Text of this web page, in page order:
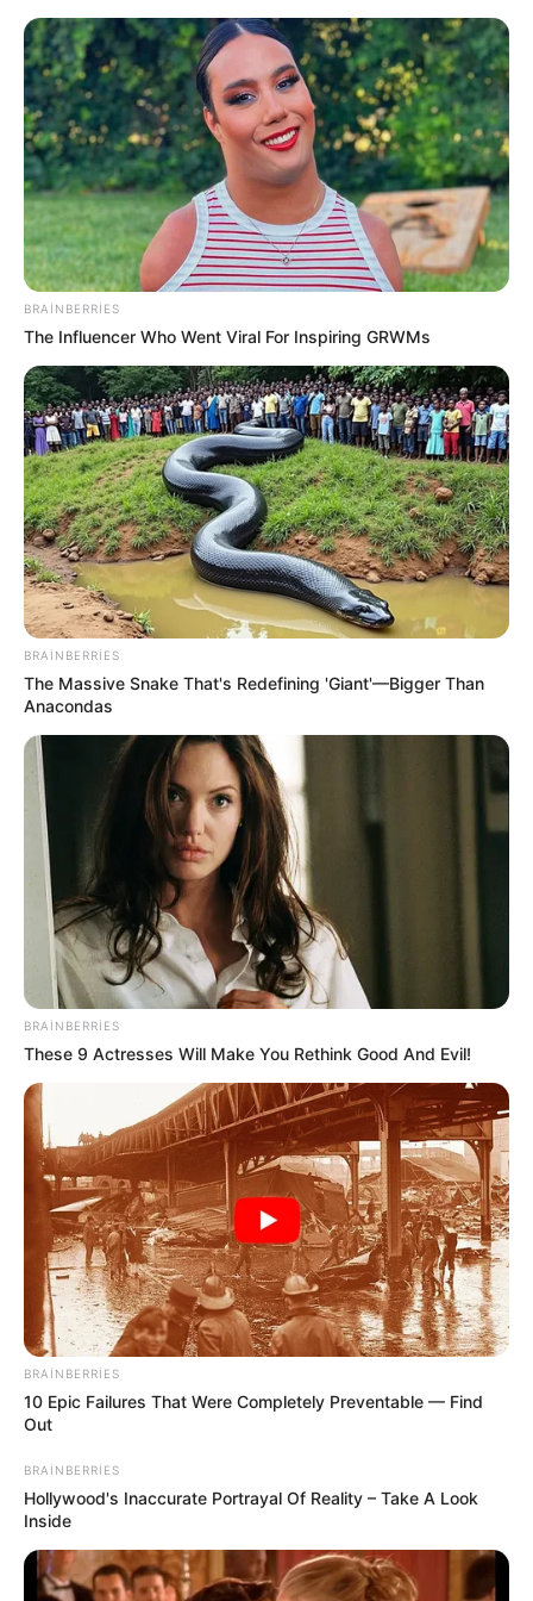
Azərbaycanda faciə:Ərlə arvadın
meyiti tapıldı
Polşa əhaliyə Rusiya ilə bağlı xəbərdarlıq etdi
DÜNYA 874
Polşa Xarici İşlər Nazirliyi respublika vətəndaşlarına
Rusiya ərazisini tərk etməyi tövsiyə edib.
Oxu24.comaxar.az-a istinadən bildirir ki, bu barədə
Polşa Xarici İşlər Nazirliyi məlumat yayıb.
"Polşa vətəndaşlarına zəruri tələb olmadığı halda Rusiya
ərazisini tərk etməyi tövsiyə edirik", - məlumatda deyilib.
Bundan əlavə, diplomatik nümayəndəlik Rusiya pasportu
olan polyaklara xəbərdarlıq edib ki, onlar Rusiyada
bundan sonrakı bütün şərtlərlə Rusiya vətəndaşı sayılırlar.
HƏMÇININ OXUYUN
Qaydalar TƏSDİQLƏNDİ:1 sentyabr 2026-cı il
tarixindən qüvvəyə minəcək
BRAINBERRIES
The Influencer Who Went Viral For Inspiring GRWMs
BRAINBERRIES
The Massive Snake That's Redefining 'Giant'—Bigger Than
Anacondas
BRAINBERRIES
These 9 Actresses Will Make You Rethink Good And Evil!
BRAINBERRIES
10 Epic Failures That Were Completely Preventable — Find
Out
BRAINBERRIES
Hollywood's Inaccurate Portrayal Of Reality – Take A Look
Inside